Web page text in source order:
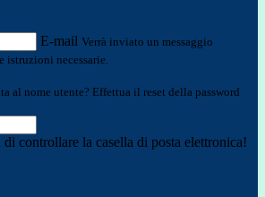
E-mail Verrà inviato un messaggio
necessarie.
al nome utente? Effettua il reset della password
controllare la casella di posta elettronica!